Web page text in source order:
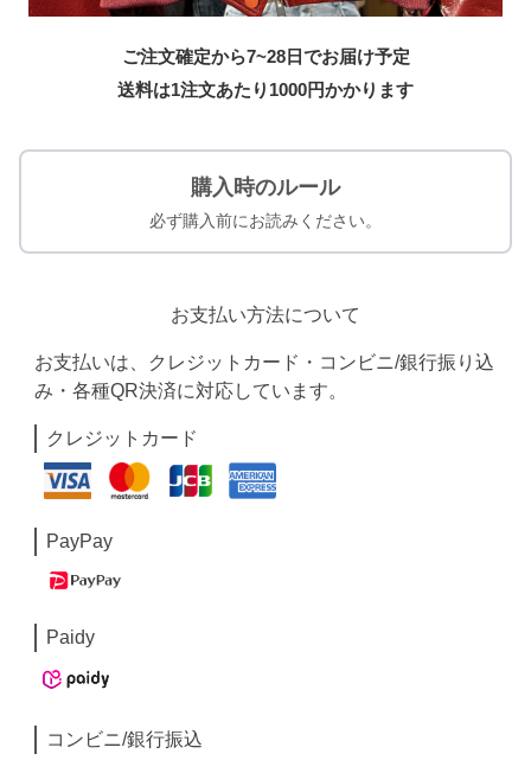
ご注文確定から7~28日でお届け予定
送料は1注文あたり 1000円かかります
購入時のルール
必ず購入前にお読みください。
お支払い方法について
お支払いは、クレジットカード・コンビニ/銀行振り込
み・各種QR決済に対応しています。
クレジットカード
PayPay
Paidy
コンビニ/銀行振込